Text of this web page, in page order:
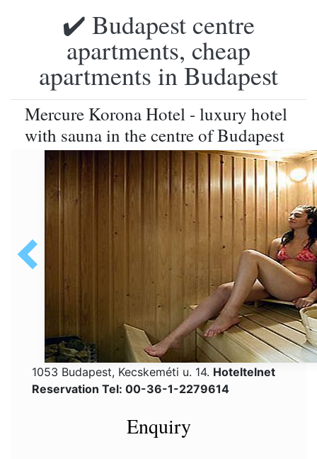
✔️ Budapest centre
apartments, cheap
apartments in Budapest
Mercure Korona Hotel - luxury hotel
with sauna in the centre of Budapest
1053 Budapest, Kecskeméti u. 14. Hoteltelnet
Reservation Tel: 00-36-1-2279614
Enquiry